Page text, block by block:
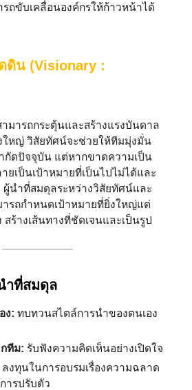
ถขับเคลื่อนองค์กรให้ก้าวหน้าได้
ดิน (Visionary :
มารถกระตุ้นและสร้างแรงบันดาล
ใหญ่ วิสัยทัศน์จะช่วยให้ทีมมุ่งมั่น
กัดปัจจุบัน แต่หากขาดความเป็น
ยเป็นเป้าหมายที่เป็นไปไม่ได้และ
ผู้นำที่สมดุลระหว่างวิสัยทัศน์และ
ารถกำหนดเป้าหมายที่ยิ่งใหญ่แต่
สร้างเส้นทางที่ชัดเจนและเป็นรูป
ำที่สมดุล
ง: ทบทวนสไตล์การนำของตนเอง
ทีม: รับฟังความคิดเห็นอย่างเปิดใจ
ลงทุนในการอบรมเรื่องความฉลาด
ารปรับตัว